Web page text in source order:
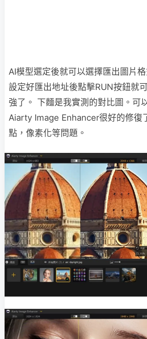
AI模型選定後就可以選擇匯出圖片格
設定好匯出地址後點擊RUN按鈕就
強了。 下麵是我實測的對比圖。可
Aiarty Image Enhancer很好的修復
點，像素化等問題。